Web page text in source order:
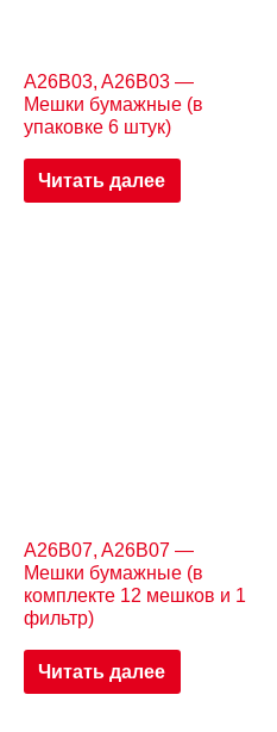
A26B03, A26B03 —
Мешки бумажные (в
упаковке 6 штук)
Читать далее
A26B07, A26B07 —
Мешки бумажные (в
комплекте 12 мешков и 1
фильтр)
Читать далее